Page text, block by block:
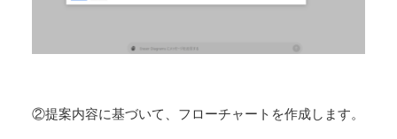
②提案内容に基づいて、フローチャートを作成します。